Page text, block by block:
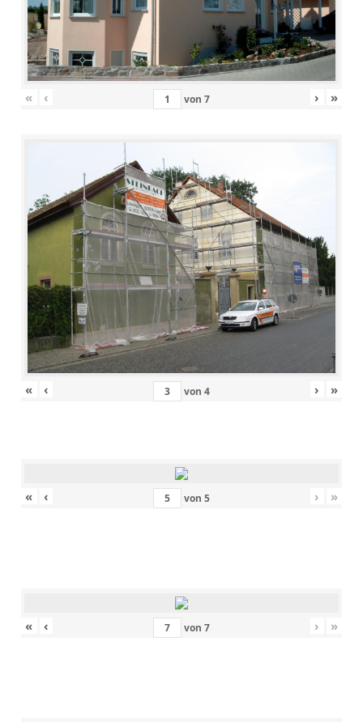
« ‹ von 7 › »
« ‹ von 4 › »
« ‹ von 5 › »
« ‹ von 7 › »